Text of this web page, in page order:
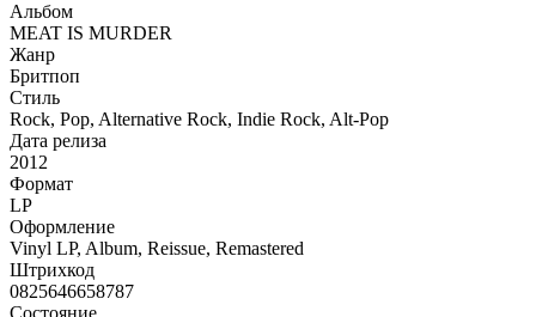
Альбом
MEAT IS MURDER
Жанр
Бритпоп
Стиль
Rock, Pop, Alternative Rock, Indie Rock, Alt-Pop
Дата релиза
2012
Формат
LP
Оформление
Vinyl LP, Album, Reissue, Remastered
Штрихкод
0825646658787
Состояние